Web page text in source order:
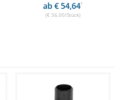
ab € 54,641
(€ 56,00/Stück)